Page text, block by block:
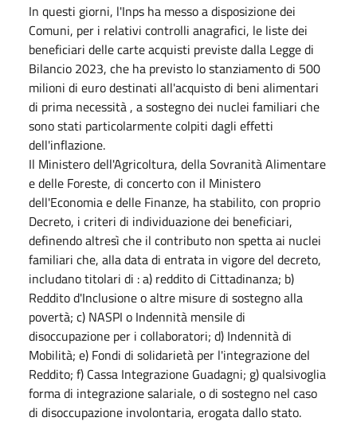
In questi giorni, l'Inps ha messo a disposizione dei
Comuni, per i relativi controlli anagrafici, le liste dei
beneficiari delle carte acquisti previste dalla Legge di
Bilancio 2023, che ha previsto lo stanziamento di 500
milioni di euro destinati all'acquisto di beni alimentari
di prima necessità , a sostegno dei nuclei familiari che
sono stati particolarmente colpiti dagli effetti
dell'inflazione.
Il Ministero dell'Agricoltura, della Sovranità Alimentare
e delle Foreste, di concerto con il Ministero
dell'Economia e delle Finanze, ha stabilito, con proprio
Decreto, i criteri di individuazione dei beneficiari,
definendo altresì che il contributo non spetta ai nuclei
familiari che, alla data di entrata in vigore del decreto,
includano titolari di : a) reddito di Cittadinanza; b)
Reddito d'Inclusione o altre misure di sostegno alla
povertà; c) NASPI o Indennità mensile di
disoccupazione per i collaboratori; d) Indennità di
Mobilità; e) Fondi di solidarietà per l'integrazione del
Reddito; f) Cassa Integrazione Guadagni; g) qualsivoglia
forma di integrazione salariale, o di sostegno nel caso
di disoccupazione involontaria, erogata dallo stato.